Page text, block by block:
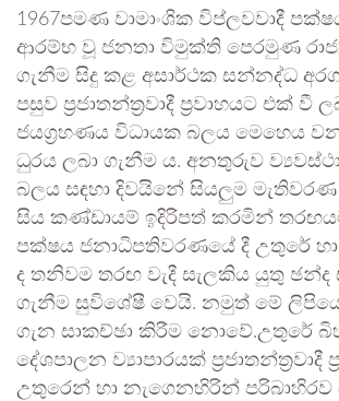
1967පමණ වාමාංශික විප්ලවවාදී
ආරම්භ වූ ජනතා විමුක්ති පෙරමුණ
ගැනීම සිදු කළ අසාර්ථක සන්නද්ධ
පසුව ප්‍රජාතන්ත්‍රවාදී ප්‍රවාහයට එක් වී
ජයග්‍රහණය විධායක බලය මෙහෙය
ධුරය ලබා ගැනීම ය. අනතුරුව
බලය සඳහා දිවයිනේ සියලුම
සිය කණ්ඩායම් ඉදිරිපත් කරමින්
පක්ෂය ජනාධිපතිවරණයේ දී උතුරේ
ද තනිවම තරඟ වැදී සැලකිය යුතු ඡන්ද
ගැනීම සුවිශේෂී වෙයි. නමුත් මේ
ගැන සාකච්ඡා කිරීම නොවේ.උතුරේ
දේශපාලන ව්‍යාපාරයක් ප්‍රජාතන්ත්‍රවාදී
උතුරෙන් හා නැගෙනහිරින් පරිබාහිරව